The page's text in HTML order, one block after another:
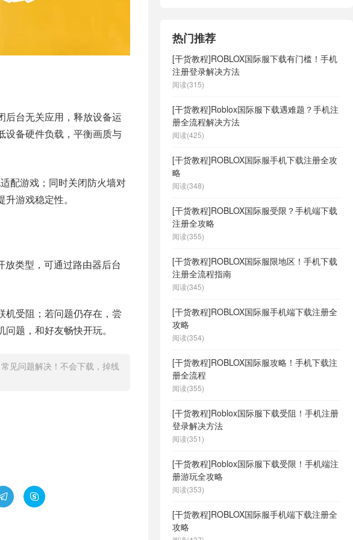
后台无关应用，释放设备运
设备硬件负载，平衡画质与
配游戏；同时关闭防火墙对
游戏稳定性。
类型，可通过路由器后台
机受阻；若问题仍存在，尝
题，和好友畅快开玩。
见问题解决！不会下载，掉线

热门推荐
[干货教程]ROBLOX国际服下载有门槛！手机
注册登录解决方法
阅读(315)
[干货教程]Roblox国际服下载遇难题？手机注
册全流程解决方法
阅读(425)
[干货教程]ROBLOX国际服手机下载注册全攻
略
阅读(348)
[干货教程]ROBLOX国际服受限？手机端下载
注册全攻略
阅读(355)
[干货教程]ROBLOX国际服限地区！手机下载
注册全流程指南
阅读(345)
[干货教程]ROBLOX国际服手机端下载注册全
攻略
阅读(354)
[干货教程]ROBLOX国际服攻略！手机下载注
册全流程
阅读(355)
[干货教程]Roblox国际服下载受阻！手机注册
登录解决方法
阅读(351)
[干货教程]Roblox国际服下载受限！手机端注
册游玩全攻略
阅读(353)
[干货教程]ROBLOX国际服手机端下载注册全
攻略